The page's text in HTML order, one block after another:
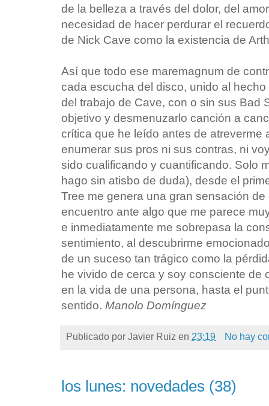
de la belleza a través del dolor, del
necesidad de hacer perdurar el
de Nick Cave como la existencia de
Así que todo ese maremagnum de
cada escucha del disco, unido al
del trabajo de Cave, con o sin sus Bad
objetivo y desmenuzarlo canción a
crítica que he leído antes de atreverme
enumerar sus pros ni sus contras, ni
sido cualificando y cuantificando. Solo
hago sin atisbo de duda), desde el
Tree me genera una gran sensación
encuentro ante algo que me parece
e inmediatamente me sobrepasa la
sentimiento, al descubrirme
de un suceso tan trágico como la
he vivido de cerca y soy consciente de
en la vida de una persona, hasta el
sentido. Manolo Domínguez
Publicado por Javier Ruiz en 23:19 No hay
los lunes: novedades (38)